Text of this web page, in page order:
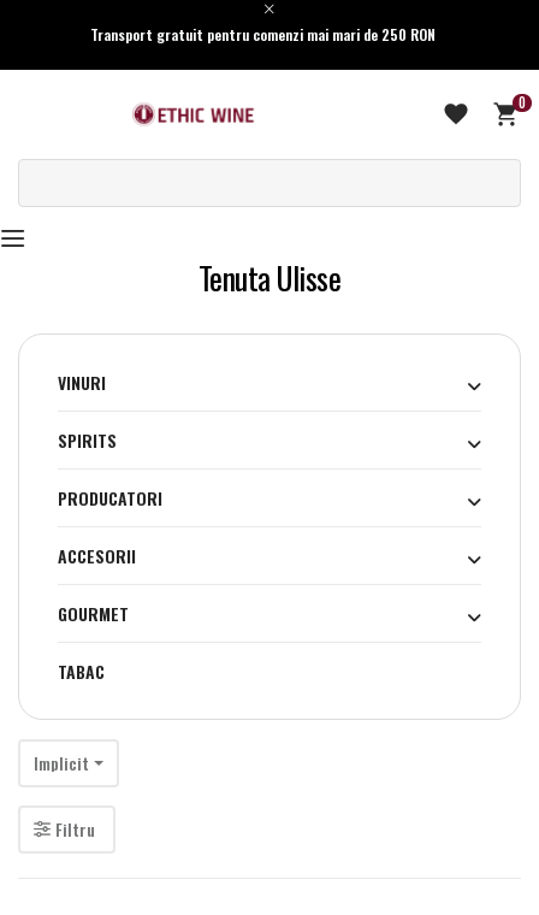
Transport gratuit pentru comenzi mai mari de 250 RON
0
Tenuta Ulisse
VINURI
SPIRITS
PRODUCATORI
ACCESORII
GOURMET
TABAC
Implicit
Filtru